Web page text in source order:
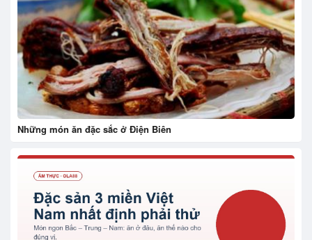
Những món ăn đặc sắc ở Điện Biên